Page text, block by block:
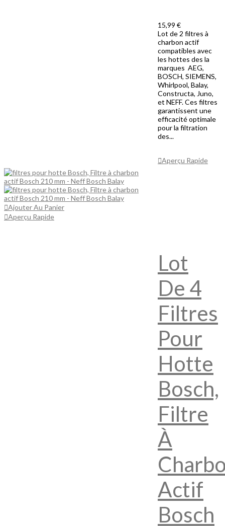
15,99 €
Lot de 2 filtres à
charbon actif
compatibles avec
les hottes des la
marques AEG,
BOSCH, SIEMENS,
Whirlpool, Balay,
Constructa, Juno,
et NEFF. Ces filtres
garantissent une
efficacité optimale
pour la filtration
des...
Aperçu Rapide
Ajouter Au Panier
Aperçu Rapide
Lot
De 4
Filtres
Pour
Hotte
Bosch,
Filtre
À
Actif
Bosch